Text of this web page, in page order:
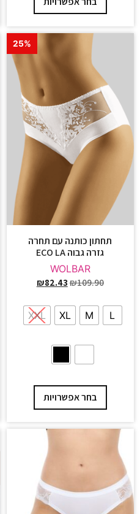
25%
תחתון כותנה עם תחרה
גזרה גבוה ECO LA
WOLBAR
₪109.90
₪82.43
L
M
XL
XXL
בחר אפשרויות